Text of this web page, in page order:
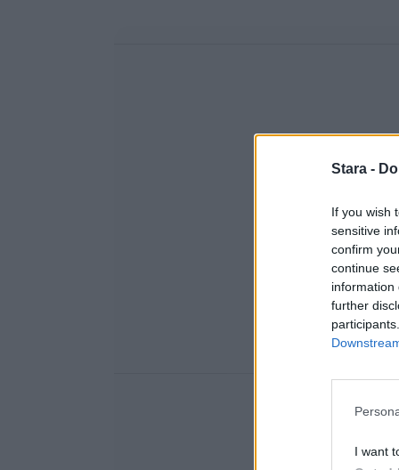
Stara -
If you wish
sensitive
confirm
continue
information
further
I want